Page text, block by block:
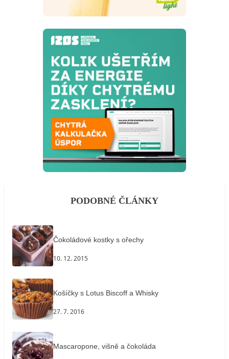
PODOBNÉ ČLÁNKY
Čokoládové kostky s ořechy
10. 12. 2015
Košíčky s Lotus Biscoff a Whisky
27. 7. 2016
Mascaropone, višně a čokoláda